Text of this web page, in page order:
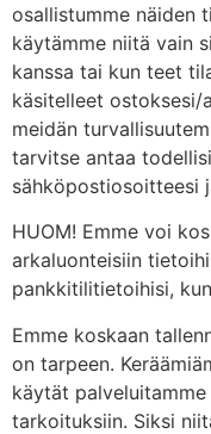
osallistumme näiden
käytämme niitä vain
kanssa tai kun teet
käsitelleet ostoksesi/
meidän
tarvitse antaa
sähköpostiosoitteesi
HUOM! Emme voi
arkaluonteisiin
pankkitilitietoihisi,
Emme koskaan
on tarpeen.
käytät
tarkoituksiin. Siksi